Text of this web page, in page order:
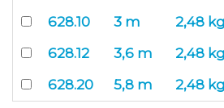
628.10
3 m 2,48
628.12
3,6 m 2,48
628.20
5,8 m 2,48